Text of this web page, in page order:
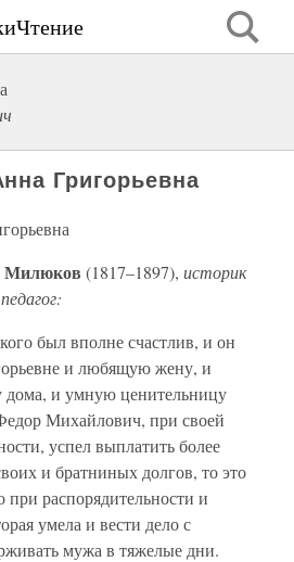
Григорьевна
Милюков (1817–1897), историк
был вполне счастлив, и он
и любящую жену, и
дома, и умную ценительницу
Михайлович, при своей
успел выплатить более
и братниных долгов, то это
при распорядительности и
умела и вести дело с
мужа в тяжелые дни.